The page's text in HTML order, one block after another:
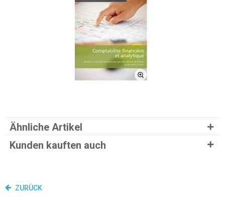
Ähnliche Artikel
Kunden kauften auch
ZURÜCK